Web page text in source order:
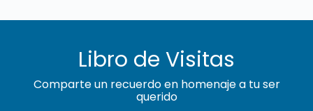
Libro de Visitas
Comparte un recuerdo en homenaje a tu ser
querido